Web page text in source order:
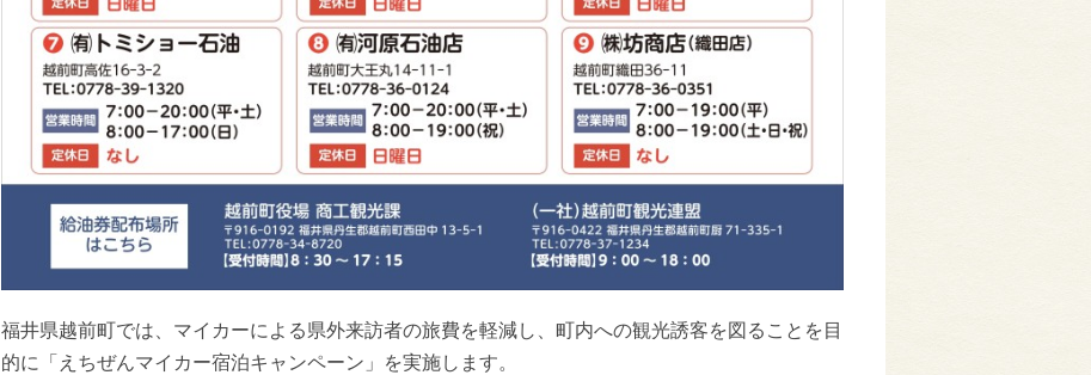
福井県越前町では、マイカーによる県外来訪者の旅費を軽減し、町内への観光誘客を図ることを目
的に「えちぜんマイカー宿泊キャンペーン」を実施します。